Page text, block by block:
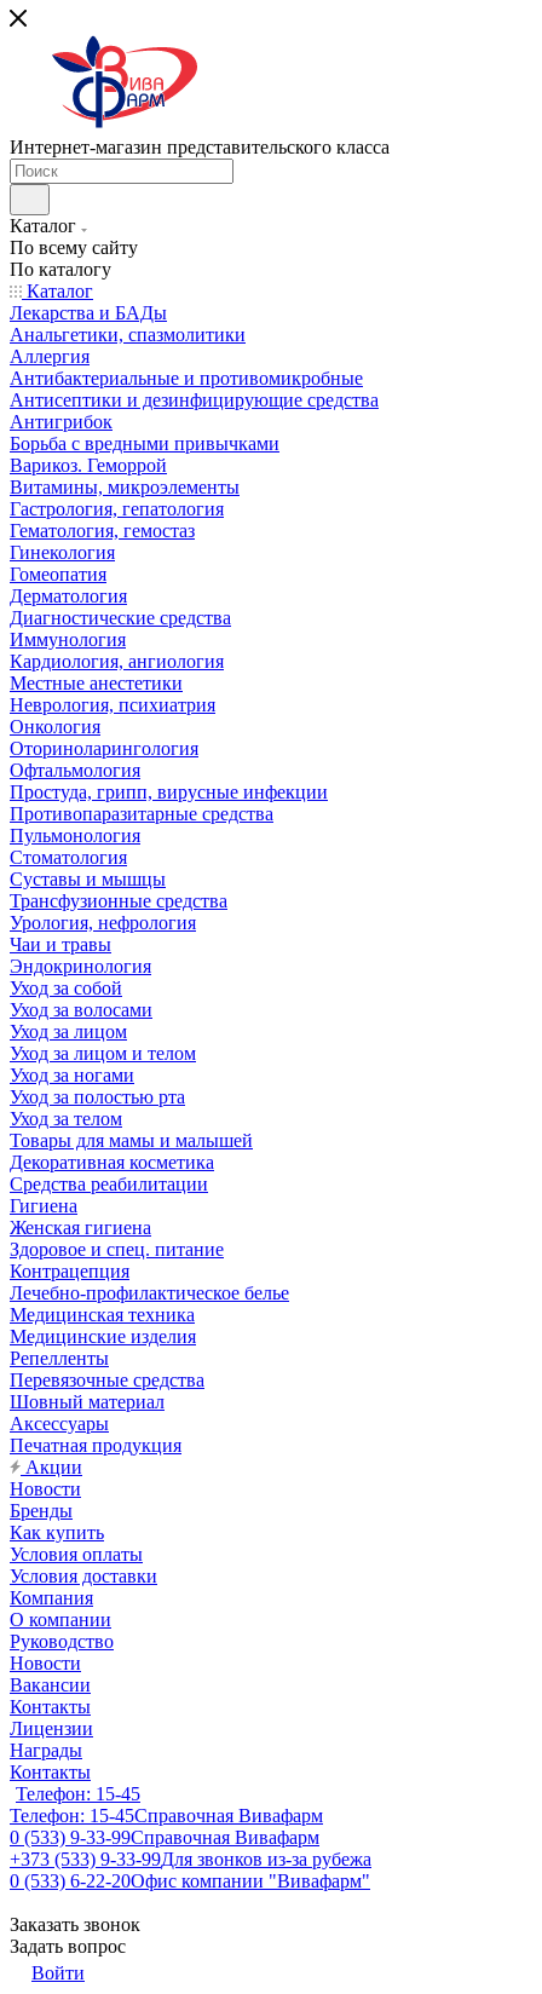
Интернет-магазин представительского класса
Каталог
По всему сайту
По каталогу
Каталог
Лекарства и БАДы
Анальгетики, спазмолитики
Аллергия
Антибактериальные и противомикробные
Антисептики и дезинфицирующие средства
Антигрибок
Борьба с вредными привычками
Варикоз. Геморрой
Витамины, микроэлементы
Гастрология, гепатология
Гематология, гемостаз
Гинекология
Гомеопатия
Дерматология
Диагностические средства
Иммунология
Кардиология, ангиология
Местные анестетики
Неврология, психиатрия
Онкология
Оториноларингология
Офтальмология
Простуда, грипп, вирусные инфекции
Противопаразитарные средства
Пульмонология
Стоматология
Суставы и мышцы
Трансфузионные средства
Урология, нефрология
Чаи и травы
Эндокринология
Уход за собой
Уход за волосами
Уход за лицом
Уход за лицом и телом
Уход за ногами
Уход за полостью рта
Уход за телом
Товары для мамы и малышей
Декоративная косметика
Средства реабилитации
Гигиена
Женская гигиена
Здоровое и спец. питание
Контрацепция
Лечебно-профилактическое белье
Медицинская техника
Медицинские изделия
Репелленты
Перевязочные средства
Шовный материал
Аксессуары
Печатная продукция
Акции
Новости
Бренды
Как купить
Условия оплаты
Условия доставки
Компания
О компании
Руководство
Новости
Вакансии
Контакты
Лицензии
Награды
Контакты
Телефон: 15-45
Телефон: 15-45Справочная Вивафарм
0 (533) 9-33-99Справочная Вивафарм
+373 (533) 9-33-99Для звонков из-за рубежа
0 (533) 6-22-20Офис компании "Вивафарм"
Заказать звонок
Задать вопрос
Войти